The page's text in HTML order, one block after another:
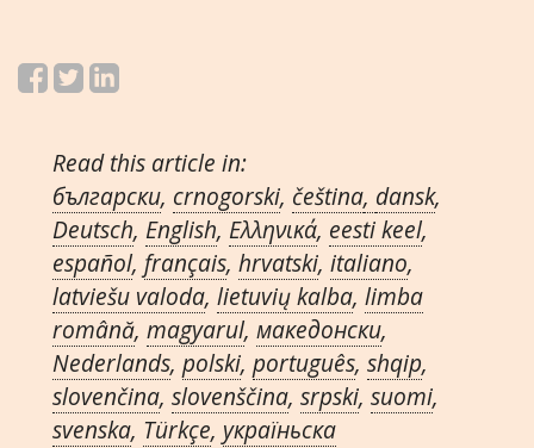
Read this article in:
български, crnogorski, čeština, dansk,
Deutsch, English, Ελληνικά, eesti keel,
español, français, hrvatski, italiano,
latviešu valoda, lietuvių kalba, limba
română, magyarul, македонски,
Nederlands, polski, português, shqip,
slovenčina, slovenščina, srpski, suomi,
svenska, Türkçe, украïньска